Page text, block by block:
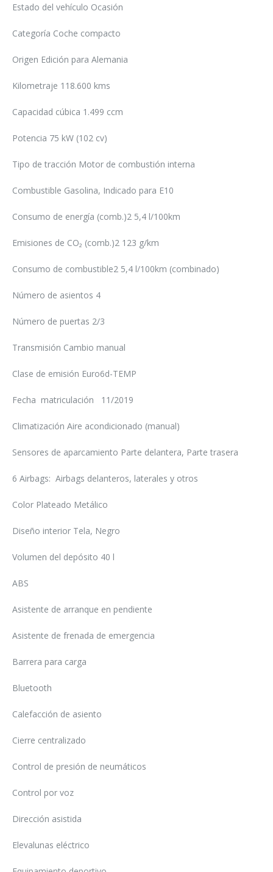
Estado del vehículo Ocasión
Categoría Coche compacto
Origen Edición para Alemania
Kilometraje 118.600 kms
Capacidad cúbica 1.499 ccm
Potencia 75 kW (102 cv)
Tipo de tracción Motor de combustión interna
Combustible Gasolina, Indicado para E10
Consumo de energía (comb.)2 5,4 l/100km
Emisiones de CO₂ (comb.)2 123 g/km
Consumo de combustible2 5,4 l/100km (combinado)
Número de asientos 4
Número de puertas 2/3
Transmisión Cambio manual
Clase de emisión Euro6d-TEMP
Fecha matriculación 11/2019
Climatización Aire acondicionado (manual)
Sensores de aparcamiento Parte delantera, Parte trasera
6 Airbags: Airbags delanteros, laterales y otros
Color Plateado Metálico
Diseño interior Tela, Negro
Volumen del depósito 40 l
ABS
Asistente de arranque en pendiente
Asistente de frenada de emergencia
Barrera para carga
Bluetooth
Calefacción de asiento
Cierre centralizado
Control de presión de neumáticos
Control por voz
Dirección asistida
Elevalunas eléctrico